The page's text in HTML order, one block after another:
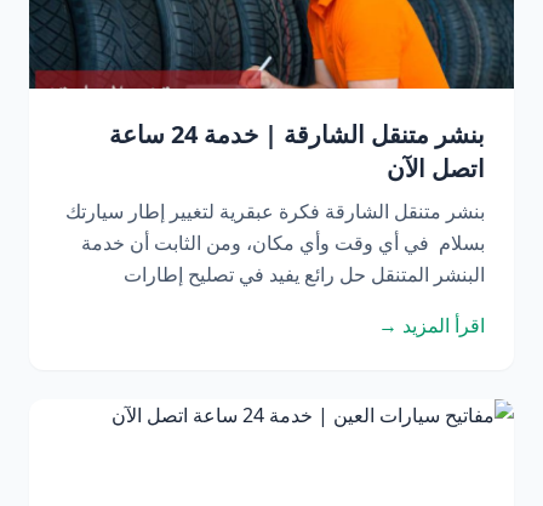
بنشر متنقل الشارقة | خدمة 24 ساعة
اتصل الآن
بنشر متنقل الشارقة فكرة عبقرية لتغيير إطار سيارتك
بسلام في أي وقت وأي مكان، ومن الثابت أن خدمة
البنشر المتنقل حل رائع يفيد في تصليح إطارات
اقرأ المزيد →